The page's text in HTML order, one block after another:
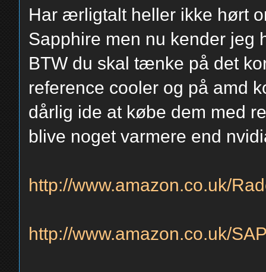
Har ærligtalt heller ikke hørt
Sapphire men nu kender jeg
BTW du skal tænke på det
reference cooler og på amd
dårlig ide at købe dem med
blive noget varmere end
http://www.amazon.co.uk/
http://www.amazon.co.uk/